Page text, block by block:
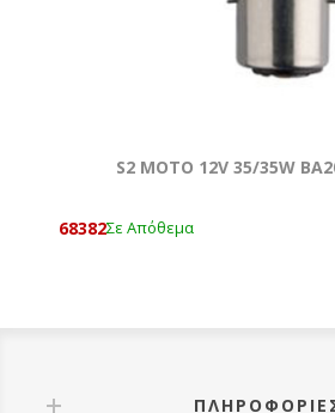
S2 ΜΟΤΟ 12V 35/35W
68382Σε Απόθεμα